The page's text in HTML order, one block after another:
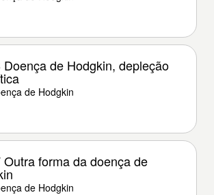
Doença de Hodgkin, depleção
de Hodgkin
Outra forma da doença de
de Hodgkin